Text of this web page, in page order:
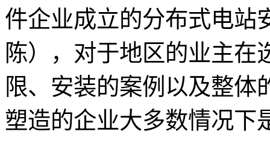
件企业成立的分布式电站
陈），对于地区的业主在
限、安装的案例以及整
塑造的企业大多数情况下